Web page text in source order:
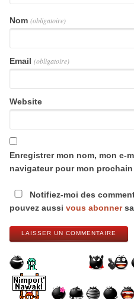
Nom (obligatoire)
Email (obligatoire)
Website
Enregistrer mon nom, mon e-
navigateur pour mon
Notifiez-moi des
pouvez aussi vous abonner
LAISSER UN COMMENTAIRE